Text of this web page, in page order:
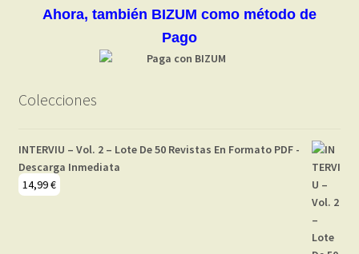
Ahora, también BIZUM como método de
Pago
Colecciones
INTERVIU – Vol. 2 – Lote De 50 Revistas En Formato PDF -
Descarga Inmediata
14,99€